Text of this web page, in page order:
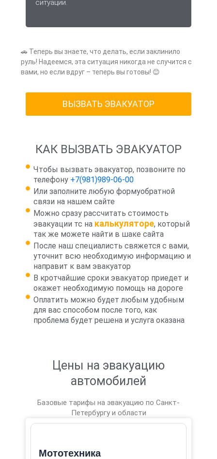
ситуации.
🚗 Теперь вы знаете, что делать, если заклинило
руль! Надеемся, эта ситуация никогда не случится с
вами, но если вдруг – теперь вы готовы! 😊
ВЫЗВАТЬ ЭВАКУАТОР
КАК ВЫЗВАТЬ ЭВАКУАТОР
Чтобы вызвать эвакуатор, позвоните по
телефону +7(981)989-06-00
Или заполните любую формуобратной
связи на нашем сайте
Можно сразу рассчитать стоимость
эвакуации тс на калькуляторе, который
так же можете найти в шаке сайта
После наш специалисть свяжется с вами,
уточнит всю необходимую информацию и
направит к вам эвакуатор
В кротчайшие сроки эвакуатор приедет и
окажет необходимую помощь на дороге
Оплатить можно будет любым удобным
для вас способом после того, как
проблема будет решена и услуга оказана
Цены на эвакуацию
автомобилей
Базовые тарифы на эвакуацию по Санкт-
Петербургу и области
Мототехника